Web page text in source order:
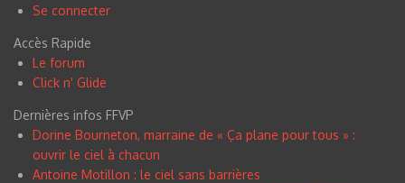
Se connecter
Accès Rapide
Le forum
Click n' Glide
Dernières infos FFVP
Dorine Bourneton, marraine de « Ça plane pour tous » :
ouvrir le ciel à chacun
Antoine Motillon : le ciel sans barrières